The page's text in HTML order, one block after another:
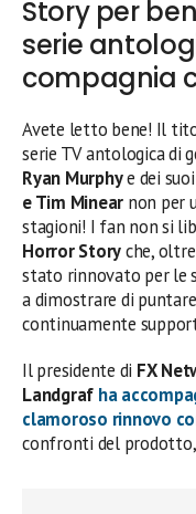
Story per
serie
compagnia
Avete letto bene! Il
serie TV antologica di
Ryan Murphye dei
e Tim Minear non per
stagioni! I fan non si
Horror Storyche,
stato rinnovato per le
a dimostrare di
continuamente
Il presidente di FX
Landgraf ha
clamoroso rinnovo
confronti del